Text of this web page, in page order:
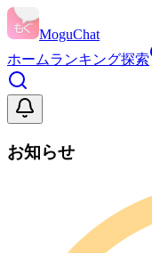
MoguChat
ホームランキング探索
お知らせ